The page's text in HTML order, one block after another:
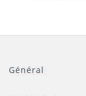
Général